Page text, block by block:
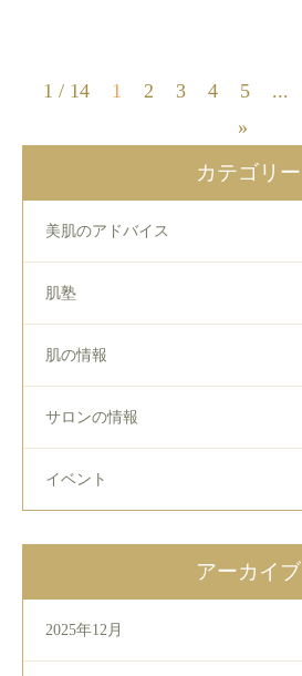
1 / 14 1 2 3 4 5 ...
»
カテゴリー
美肌のアドバイス
肌塾
肌の情報
サロンの情報
イベント
アーカイブ
2025年12月